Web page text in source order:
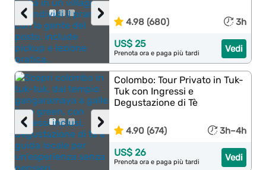
›
‹ 4.98 (680) 3h
Vedi
US$ 25
Prenota ora e paga più tardi
›
‹
Colombo: Tour Privato in Tuk-
Tuk con Ingressi e
Degustazione di Tè
4.90 (674) 3h–4h
Vedi
US$ 26
Prenota ora e paga più tardi